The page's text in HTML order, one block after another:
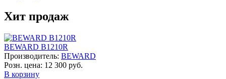
Хит продаж
BEWARD B1210R
Производитель: BEWARD
Розн. цена: 12 300 руб.
В корзину